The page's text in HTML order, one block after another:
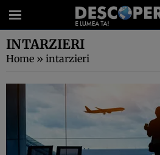
INTARZIERI
Home » intarzieri